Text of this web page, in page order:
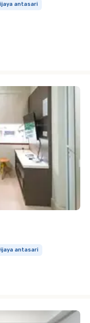
antasari
antasari